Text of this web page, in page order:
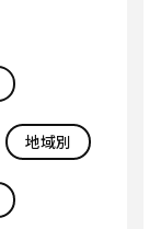
地域別